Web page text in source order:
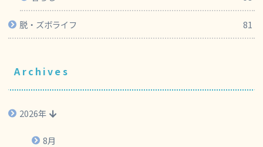
脱・ズボライフ 81
Archives
2026年
8月